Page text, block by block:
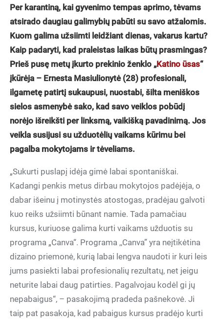
Per karantiną, kai gyvenimo tempas aprimo, tėvams
atsirado daugiau galimybių pabūti su savo atžalomis.
Kuom galima užsiimti leidžiant dienas, vakarus kartu?
Kaip padaryti, kad praleistas laikas būtų prasmingas?
Prieš pusę metų įkurto prekinio ženklo „Katino ūsas“
įkūrėja – Ernesta Masiulionytė (28) profesionali,
ilgametę patirtį sukaupusi, nuostabi, šilta meniškos
sielos asmenybė sako, kad savo veiklos pobūdį
norėjo išreikšti per linksmą, vaikišką pavadinimą. Jos
veikla susijusi su užduotėlių vaikams kūrimu bei
pagalba mokytojams ir tėveliams.
„Sukurti puslapį idėja gimė labai spontaniškai.
Kadangi penkis metus dirbau mokytojos padėjėja, o
dabar išeinu į motinystės atostogas, pradėjau galvoti
kuo reiks užsiimti būnant namie. Tada pamačiau
kursus, kuriuose galima kurti vaikams užduotis su
programa „Canva“. Programa ,,Canva” yra neįtikėtina
dizaino priemonė, kurią labai lengva naudoti ir kuri leis
jums pasiekti labai profesionalių rezultatų, net jeigu
neturite labai daug patirties. Pagalvojau kodėl gi jų
nepabaigus“, – pasakojimą pradeda pašnekovė. Ji
taip pat pasakoja, kad pabaigus kursus pradėjo kurti